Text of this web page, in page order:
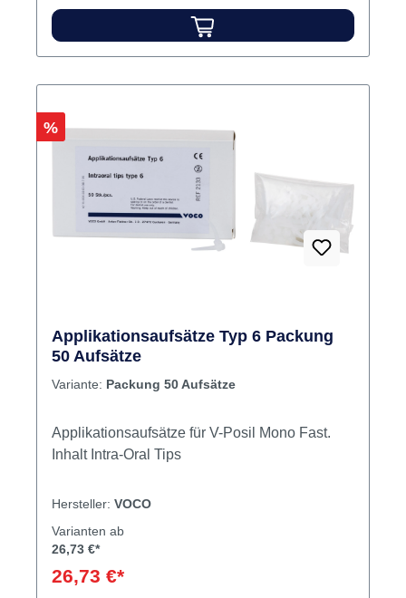
Rabatt
%
Applikationsaufsätze Typ 6 Packung
50 Aufsätze
Variante: Packung 50 Aufsätze
Applikationsaufsätze für V-Posil Mono Fast.
Inhalt Intra-Oral Tips
Hersteller: VOCO
Varianten ab
26,73 €*
26,73 €*